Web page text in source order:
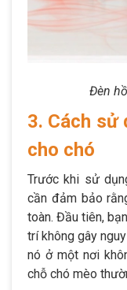
Đèn
3. Cách sử
cho chó
Trước khi sử
cần đảm bảo
toàn. Đầu tiên,
trí không gây
nó ở một nơi
chỗ chó mèo